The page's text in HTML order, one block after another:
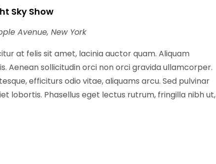
Sky Show
Avenue, New York
at felis sit amet, lacinia auctor quam. Aliquam
Aenean sollicitudin orci non orci gravida ullamcorper.
efficiturs odio vitae, aliquams arcu. Sed pulvinar
lobortis. Phasellus eget lectus rutrum, fringilla nibh ut,